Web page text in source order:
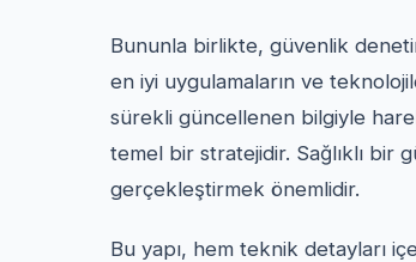
Bununla birlikte, güvenlik
en iyi uygulamaların ve
sürekli güncellenen bilgiyle
temel bir stratejidir. Sağlıklı bir
gerçekleştirmek önemlidir.
Bu yapı, hem teknik detayları